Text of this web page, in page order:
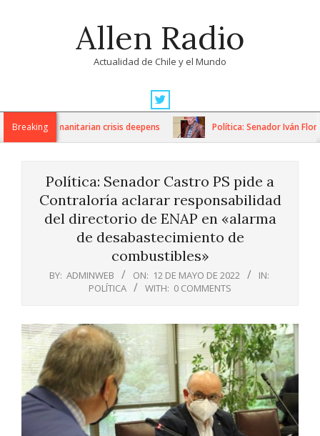
Allen Radio
Actualidad de Chile y el Mundo
Navigation
MenuBreaking
as humanitarian crisis deepens Política: Senador Iván Flores
Política: Senador Castro PS pide a
Contraloría aclarar responsabilidad
del directorio de ENAP en «alarma
de desabastecimiento de
combustibles»
BY: ADMINWEB ON: 12 DE MAYO DE 2022
IN:
POLÍTICA
WITH: 0 COMMENTS